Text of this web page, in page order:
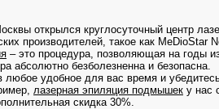
открылся круглосуточный центр
производителей, такое как MeDioStar
– это процедура, позволяющая на годы
абсолютно безболезненна и безопасна.
любое удобное для вас время и
лазерная эпиляция подмышек у нас
скидка 30%.